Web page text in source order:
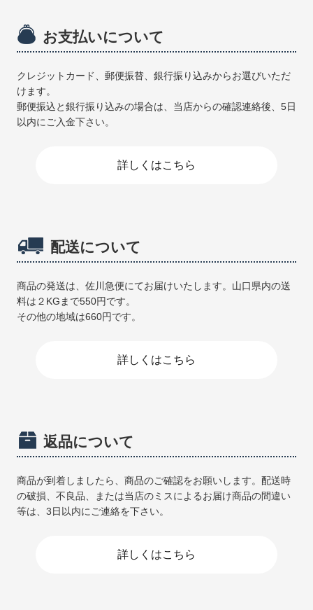
お支払いについて
クレジットカード、郵便振替、銀行振り込みからお選びいただ
けます。
郵便振込と銀行振り込みの場合は、当店からの確認連絡後、5日
以内にご入金下さい。
詳しくはこちら
配送について
商品の発送は、佐川急便にてお届けいたします。山口県内の送
料は２KGまで550円です。
その他の地域は660円です。
詳しくはこちら
返品について
商品が到着しましたら、商品のご確認をお願いします。配送時
の破損、不良品、または当店のミスによるお届け商品の間違い
等は、3日以内にご連絡を下さい。
詳しくはこちら